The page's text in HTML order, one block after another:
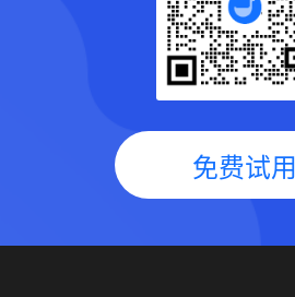
免费试用